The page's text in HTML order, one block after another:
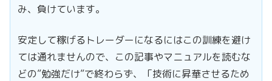
み、負けています。
安定して稼げるトレーダーになるにはこの訓練を避け
ては通れませんので、この記事やマニュアルを読むな
どの”勉強だけ”で終わらず、「技術に昇華させるため